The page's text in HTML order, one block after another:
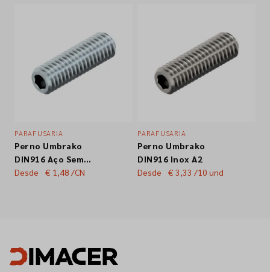
Siga-nos nas redes sociais
PARAFUSARIA
Perno Umbrako
DIN916 Aço Sem
tratamento de
Desde € 1,48 /CN
PARAFUSARIA
Perno Umbrako
DIN916 Inox A2
Desde
€ 3,33 /10 und